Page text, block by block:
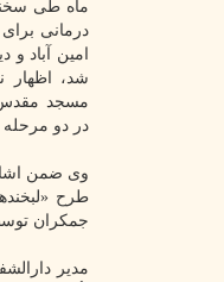
ماه طی
درمانی
امین آباد
شد، اظهار
مسجد مقدس
در دو مرحله
وی ضمن
جمکران
مدیر